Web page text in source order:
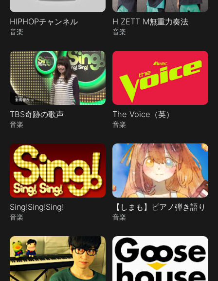
HIPHOPチャンネル
音楽
H ZETT M無重力奏法
音楽
TBS奇跡の歌声
音楽
The Voice（英）
音楽
Sing!Sing!Sing!
音楽
【しまも】ピアノ弾き語り
音楽